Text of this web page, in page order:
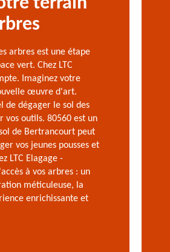
arbres est une étape
vert. Chez LTC
Imaginez votre
œuvre d'art.
de dégager le sol des
outils. 80560 est un
de Bertrancourt peut
vos jeunes pousses et
LTC Elagage -
à vos arbres : un
méticuleuse, la
enrichissante et